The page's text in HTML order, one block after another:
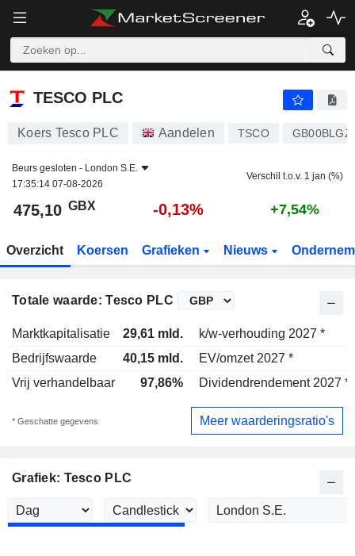
TESCO PLC
TESCO PLC
Koers Tesco PLC Aandelen TSCO
Beurs gesloten - London S.E.
17:35:14 07-08-2026
Verschil t.o.v. 1 jan (%)
475,10 GBX -0,13% +7,54%
Overzicht Koersen Grafieken Nieuws
Totale waarde: Tesco PLC
Marktkapitalisatie 29,61 mld.
k/w-verhouding 2027 *
Bedrijfswaarde
40,15 mld.
EV/omzet 2027 *
Vrij verhandelbaar
97,86% Dividendrendement 2027 *
* Geschatte gegevens Meer waarderingsratio's
Grafiek: Tesco PLC